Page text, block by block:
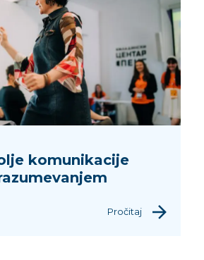
komunikacije
Pročitaj